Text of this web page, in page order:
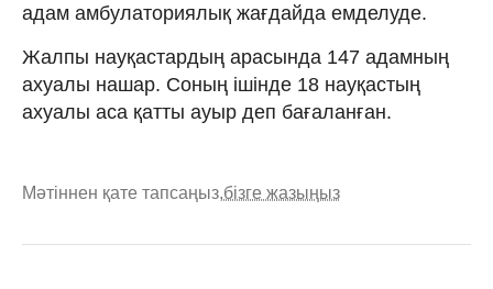
адам амбулаториялық жағдайда емделуде.
Жалпы науқастардың арасында 147 адамның
ахуалы нашар. Соның ішінде 18 науқастың
ахуалы аса қатты ауыр деп бағаланған.
Мәтіннен қате тапсаңыз,бізге жазыңыз